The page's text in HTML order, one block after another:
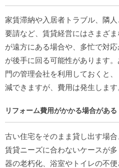
家賃滞納や入居者トラブル、隣
要請など、賃貸経営にはさまざ
が遠方にある場合や、多忙で対
が後手に回る可能性があります
門の管理会社を利用しておくと
減できますが、費用は発生します
リフォーム費用がかかる場合がある
古い住宅をそのまま貸し出す場
賃貸ニーズに合わないケースが
器の老朽化、浴室やトイレの不